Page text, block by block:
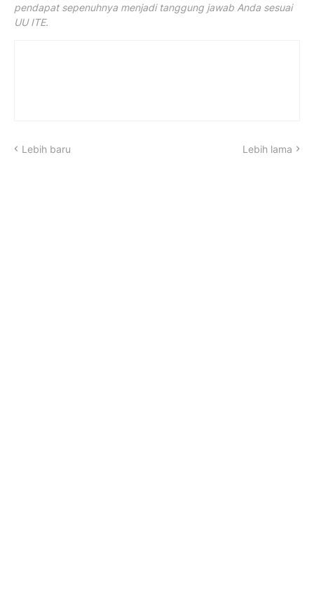
pendapat sepenuhnya menjadi tanggung jawab Anda sesuai
UU ITE.
Lebih baru Lebih lama